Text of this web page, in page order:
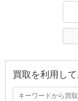
買取を利用し